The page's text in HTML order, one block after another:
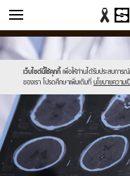
ข่าว
เว็บไซต์นี้ใช้คุกกี้ เพื่อให้ท่านได้รับประสบการ
ของเรา โปรดศึกษาเพิ่มเติมที่ นโยบายความ
Sanook
//s.isanook.com/sr/0/
new-
sanook.png
//s.isanook.com/ns/0/ud/
template-
update-
april.jpg